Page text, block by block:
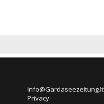
Info@Gardaseezeitung.It
Privacy